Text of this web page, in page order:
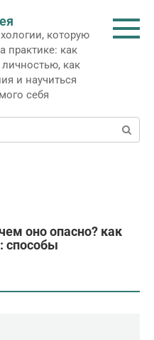
которую
практике: как
личностью, как
и научиться
себя
оно опасно? как
способы